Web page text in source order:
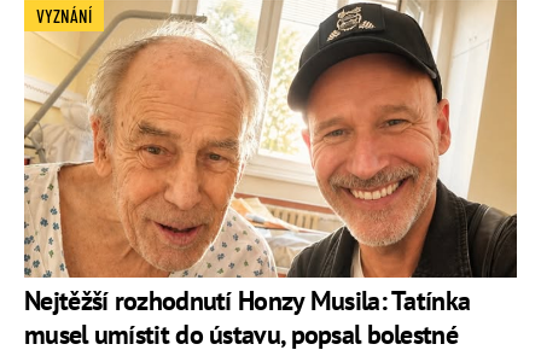
Nejtěžší rozhodnutí Honzy Musila: Tatínka
musel umístit do ústavu, popsal bolestné
VYZNÁNÍ